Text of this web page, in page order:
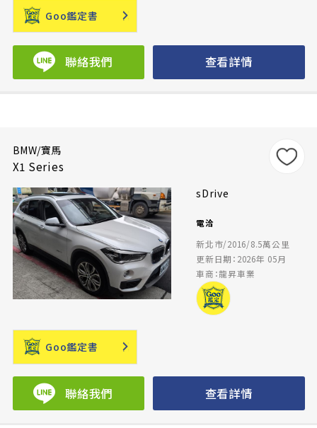
Goo鑑定書
聯絡我們 查看詳情
BMW/寶馬
X1 Series
sDrive
電洽
新北市/2016/8.5萬公里
更新日期：2026年 05月
車商：龍昇車業
Goo鑑定書
聯絡我們 查看詳情